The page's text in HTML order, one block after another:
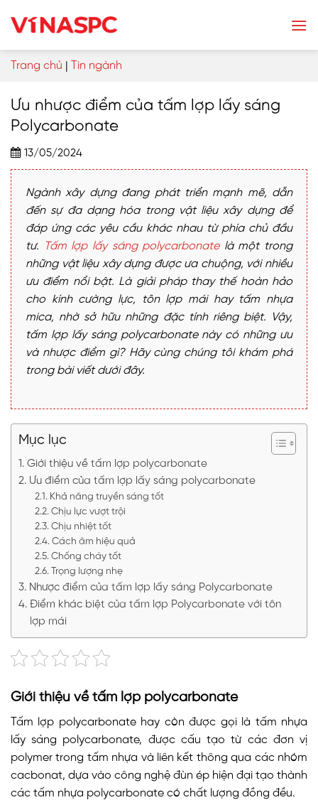
Trang chủ | Tin ngành
Ưu nhược điểm của tấm lợp lấy sáng
Polycarbonate
13/05/2024
Ngành xây dựng đang phát triển mạnh mẽ, dẫn
đến sự đa dạng hóa trong vật liệu xây dựng để
đáp ứng các yêu cầu khác nhau từ phía chủ đầu
tư.
Tấm lợp lấy sáng polycarbonatelà một trong
những vật liệu xây dựng được ưa chuộng, với nhiều
ưu điểm nổi bật. Là giải pháp thay thế hoàn hảo
cho kính cường lực, tôn lợp mái hay tấm nhựa
mica, nhờ sở hữu những đặc tính riêng biệt. Vậy,
tấm lợp lấy sáng polycarbonate này có những ưu
và nhược điểm gì? Hãy cùng chúng tôi khám phá
trong bài viết dưới đây.
Mục lục
Giới thiệu về tấm lợp polycarbonate
Ưu điểm của tấm lợp lấy sáng polycarbonate
Khả năng truyền sáng tốt
Chịu lực vượt trội
Chịu nhiệt tốt
Cách âm hiệu quả
Chống cháy tốt
Trọng lượng nhẹ
Nhược điểm của tấm lợp lấy sáng Polycarbonate
Điểm khác biệt của tấm lợp Polycarbonate với tôn
lợp mái
Giới thiệu về tấm lợp polycarbonate
Tấm lợp polycarbonate hay còn được gọi là tấm nhựa
lấy sáng polycarbonate, được cấu tạo từ các đơn vị
polymer trong tấm nhựa và liên kết thông qua các nhóm
cacbonat, dựa vào công nghệ đùn ép hiện đại tạo thành
các tấm nhựa polycarbonate có chất lượng đồng đều.